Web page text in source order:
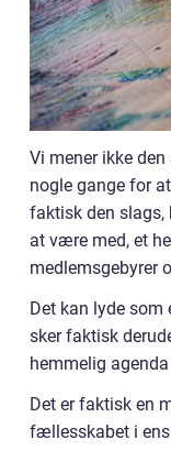
Vi mener ikke
nogle gange for
faktisk den slags,
at være med, et
medlemsgebyrer
Det kan lyde som
sker faktisk
hemmelig
Det er faktisk en
fællesskabet i ens